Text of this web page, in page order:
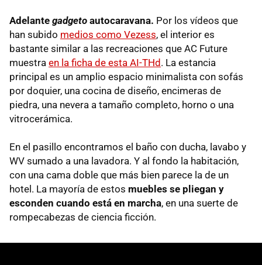
Adelante gadgeto autocaravana. Por los vídeos que
han subido medios como Vezess, el interior es
bastante similar a las recreaciones que AC Future
muestra en la ficha de esta AI-THd . La estancia
principal es un amplio espacio minimalista con sofás
por doquier, una cocina de diseño, encimeras de
piedra, una nevera a tamaño completo, horno o una
vitrocerámica.
En el pasillo encontramos el baño con ducha, lavabo y
WV sumado a una lavadora. Y al fondo la habitación,
con una cama doble que más bien parece la de un
hotel. La mayoría de estos muebles se pliegan y
esconden cuando está en marcha, en una suerte de
rompecabezas de ciencia ficción.